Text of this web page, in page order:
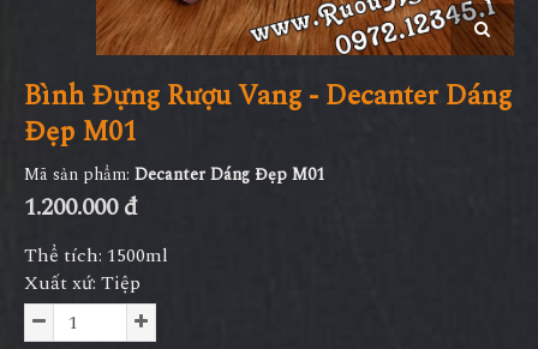
Bình Đựng Rượu Vang - Decanter Dáng
Đẹp M01
Mã sản phẩm: Decanter Dáng Đẹp M01
1.200.000 đ
Thể tích: 1500ml
Xuất xứ: Tiệp